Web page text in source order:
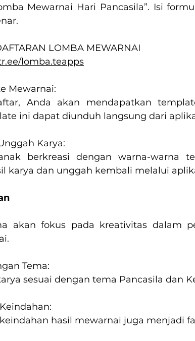
Mewarnai Hari Pancasila”. Isi
LOMBA MEWARNAI
lomba.teapps
Mewarnai:
Anda akan mendapatkan
ini dapat diunduh langsung dari
Karya:
berkreasi dengan warna-warna
karya dan unggah kembali melalui
akan fokus pada kreativitas dalam
Tema:
sesuai dengan tema Pancasila dan
hasil mewarnai juga menjadi